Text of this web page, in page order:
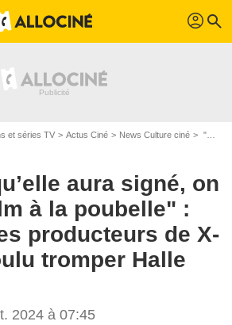
profil search
et séries TV Actus Ciné News Culture ciné "Une fois qu’elle aura signé, on jettera le film à la poubelle" : comment les producteurs de X-Men ont voulu tromper Halle Berry
aura signé, on
à la poubelle" :
producteurs de X-
tromper Halle
2024 à 07:45